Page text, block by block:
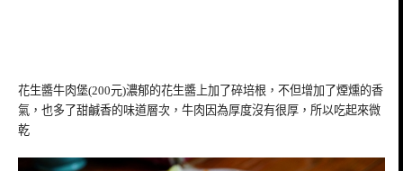
花生醬牛肉堡(200元)濃郁的花生醬上加了碎培根，不但增加了煙燻的香
氣，也多了甜鹹香的味道層次，牛肉因為厚度沒有很厚，所以吃起來微
乾